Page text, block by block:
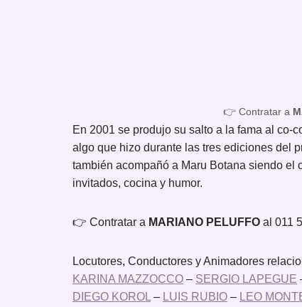
👉 Contratar a
En 2001 se produjo su salto a la fama al co-
algo que hizo durante las tres ediciones del
también acompañó a Maru Botana siendo el
invitados, cocina y humor.
👉 Contratar a MARIANO PELUFFO al 011
Locutores, Conductores y Animadores
KARINA MAZZOCCO – SERGIO LAPEGUE
DIEGO KOROL – LUIS RUBIO – LEO